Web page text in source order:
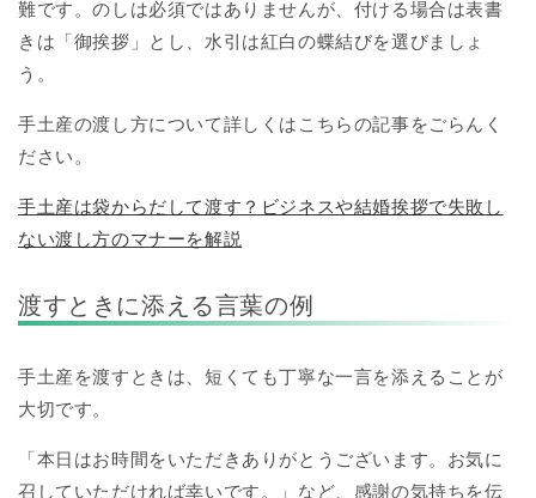
難です。のしは必須ではありませんが、付ける場合は表書
きは「御挨拶」とし、水引は紅白の蝶結びを選びましょ
う。
手土産の渡し方について詳しくはこちらの記事をごらんく
ださい。
手土産は袋からだして渡す？ビジネスや結婚挨拶で失敗し
ない渡し方のマナーを解説
渡すときに添える言葉の例
手土産を渡すときは、短くても丁寧な一言を添えることが
大切です。
「本日はお時間をいただきありがとうございます。お気に
召していただければ幸いです。」など、感謝の気持ちを伝